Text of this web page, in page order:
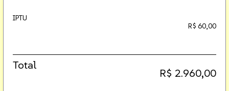
IPTU
R$ 60,00
Total
R$ 2.960,00